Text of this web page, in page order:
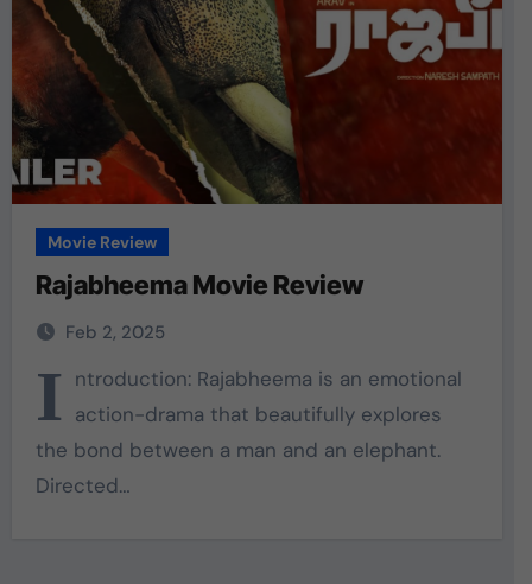
Movie Review
Rajabheema Movie Review
Feb 2, 2025
I ntroduction: Rajabheema is an emotional
action-drama that beautifully explores
the bond between a man and an elephant.
Directed…